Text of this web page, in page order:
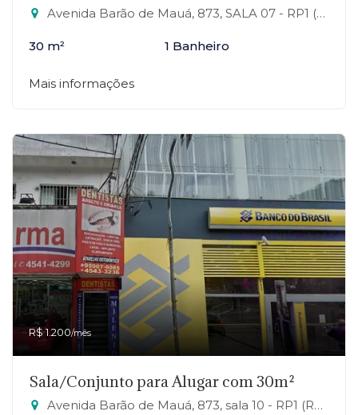
Avenida Barão de Mauá, 873, SALA 07 - RP1 (Regiões de Planejamento), Mauá-SP
30 m² 1 Banheiro
Mais informações
R$ 1.200/mês
Sala/Conjunto para Alugar com 30m²
Avenida Barão de Mauá, 873, sala 10 - RP1 (Regiões de Planejamento), Mauá-SP